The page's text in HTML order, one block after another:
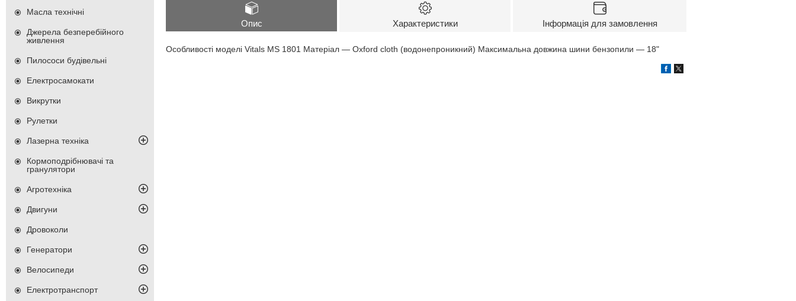
Опис Характеристики Інформація для замовлення
Особливості моделі Vitals MS 1801 Матеріал — Oxford cloth (водонепроникний) Максимальна довжина шини бензопили — 18"
Масла технічні
Джерела безперебійного
живлення
Пилососи будівельні
Електросамокати
Викрутки
Рулетки
Лазерна техніка
Кормоподрібнювачі та
гранулятори
Агротехніка
Двигуни
Дровоколи
Генератори
Велосипеди
Електротранспорт